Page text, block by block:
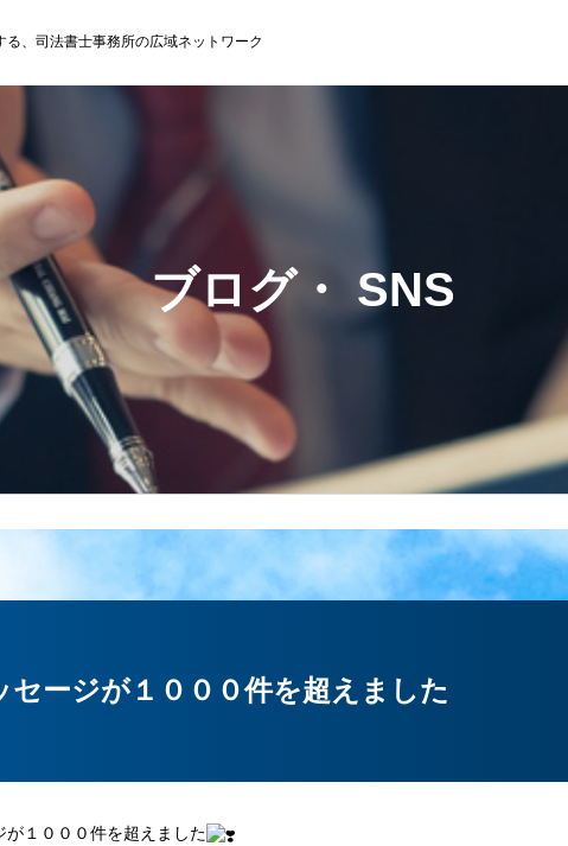
、司法書士事務所の広域ネットワーク
ブログ・ SNS
セージが１０００件を超えました
が１０００件を超えました